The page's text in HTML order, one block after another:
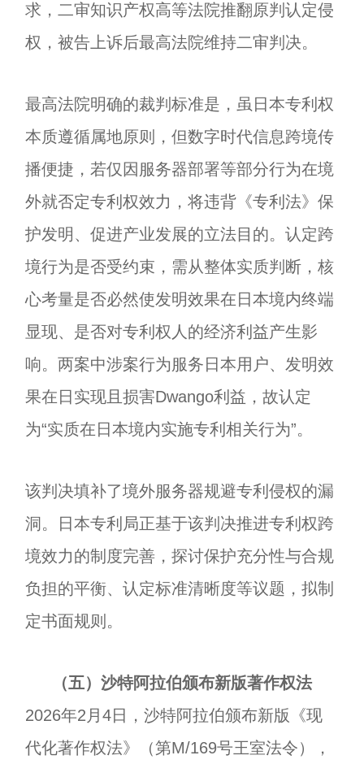
求，二审知识产权高等法院推翻原判认定侵
权，被告上诉后最高法院维持二审判决。
最高法院明确的裁判标准是，虽日本专利权
本质遵循属地原则，但数字时代信息跨境传
播便捷，若仅因服务器部署等部分行为在境
外就否定专利权效力，将违背《专利法》保
护发明、促进产业发展的立法目的。认定跨
境行为是否受约束，需从整体实质判断，核
心考量是否必然使发明效果在日本境内终端
显现、是否对专利权人的经济利益产生影
响。两案中涉案行为服务日本用户、发明效
果在日实现且损害Dwango利益，故认定
为“实质在日本境内实施专利相关行为”。
该判决填补了境外服务器规避专利侵权的漏
洞。日本专利局正基于该判决推进专利权跨
境效力的制度完善，探讨保护充分性与合规
负担的平衡、认定标准清晰度等议题，拟制
定书面规则。
（五）沙特阿拉伯颁布新版著作权法
2026年2月4日，沙特阿拉伯颁布新版《现
代化著作权法》（第M/169号王室法令），